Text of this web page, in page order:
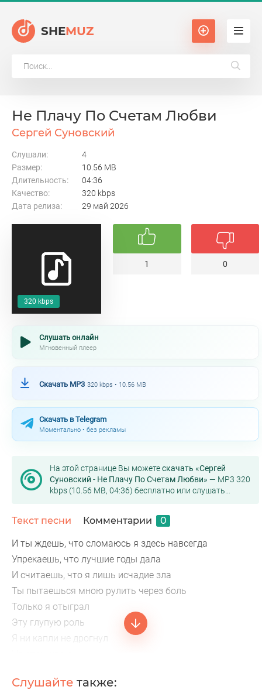
SHEMUZ
320 kbps
Не Плачу По Счетам Любви
Сергей Суновский
Слушали:
4
Размер:
10.56 MB
Длительность:
04:36
Качество:
320 kbps
Дата релиза:
29 май 2026
1 0
Слушать онлайн
Мгновенный плеер
Скачать MP3 320 kbps • 10.56 MB
Скачать в Telegram
Моментально • без рекламы
На этой странице Вы можетескачать «Сергей
Суновский - Не Плачу По Счетам Любви» — MP3 320
kbps (10.56 MB, 04:36) бесплатно или слушать
Текст песни Комментарии 0
И ты ждешь, что сломаюсь я здесь навсегда
Упрекаешь, что лучшие годы дала
И считаешь, что я лишь исчадие зла
Ты пытаешься мною рулить через боль
Только я отыграл
Эту глупую роль
Я ни капли не дрогнул
Слушайте также: